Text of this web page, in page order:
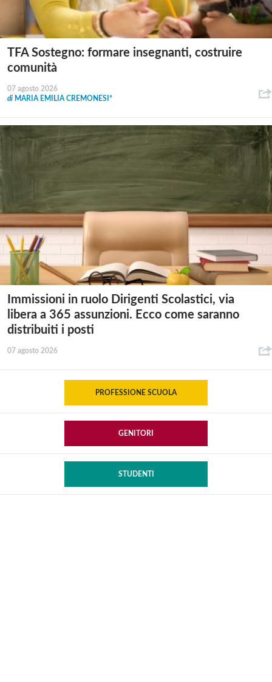
TFA Sostegno: formare insegnanti, costruire
comunità
07 agosto 2026
di MARIA EMILIA CREMONESI*
Immissioni in ruolo Dirigenti Scolastici, via
libera a 365 assunzioni. Ecco come saranno
distribuiti i posti
07 agosto 2026
PROFESSIONE SCUOLA
GENITORI
STUDENTI